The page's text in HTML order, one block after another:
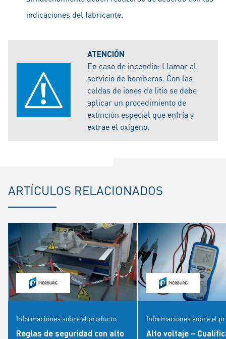
indicaciones del fabricante.
ATENCIÓN
En caso de incendio: Llamar al
servicio de bomberos. Con las
celdas de iones de litio se debe
aplicar un procedimiento de
extinción especial que enfría y
extrae el oxígeno.
ARTÍCULOS RELACIONADOS
Informaciones sobre el producto
Reglas de seguridad con alto
Informaciones sobre el
Alto voltaje –